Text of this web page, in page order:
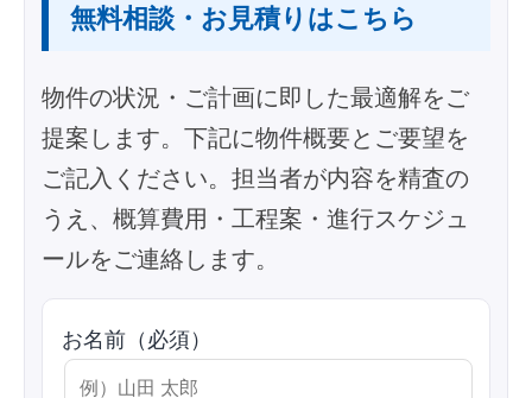
無料相談・お見積りはこちら
物件の状況・ご計画に即した最適解をご
提案します。下記に物件概要とご要望を
ご記入ください。担当者が内容を精査の
うえ、概算費用・工程案・進行スケジュ
ールをご連絡します。
お名前（必須）